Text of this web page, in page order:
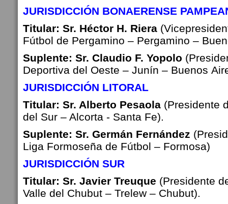
JURISDICCIÓN BONAERENSE
Titular: Sr. Héctor H. Riera
Fútbol de Pergamino – Pergamino –
Suplente: Sr. Claudio F. Yopolo
Deportiva del Oeste – Junín – Buenos
JURISDICCIÓN LITORAL
Titular: Sr. Alberto Pesaola (Presidente
del Sur – Alcorta - Santa Fe).
Suplente: Sr. Germán Fernández
Liga Formoseña de Fútbol – Formosa)
JURISDICCIÓN SUR
Titular: Sr. Javier Treuque (Presidente
Valle del Chubut – Trelew – Chubut).